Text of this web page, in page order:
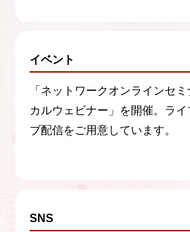
イベント
「ネットワークオンラインセ
カルウェビナー」を開催。ラ
ブ配信をご用意しています。
SNS